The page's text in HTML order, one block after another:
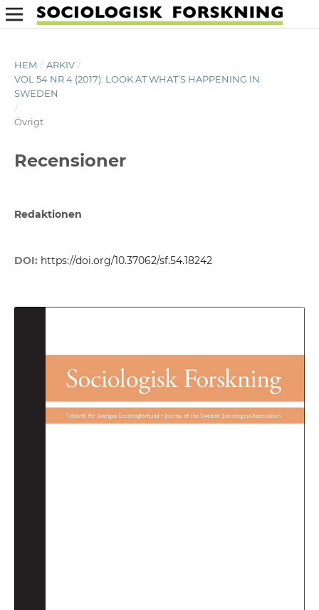
HEM / ARKIV /
VOL 54 NR 4 (2017): LOOK AT WHAT’S HAPPENING IN
SWEDEN
/
Övrigt
Recensioner
Redaktionen
DOI: https://doi.org/10.37062/sf.54.18242